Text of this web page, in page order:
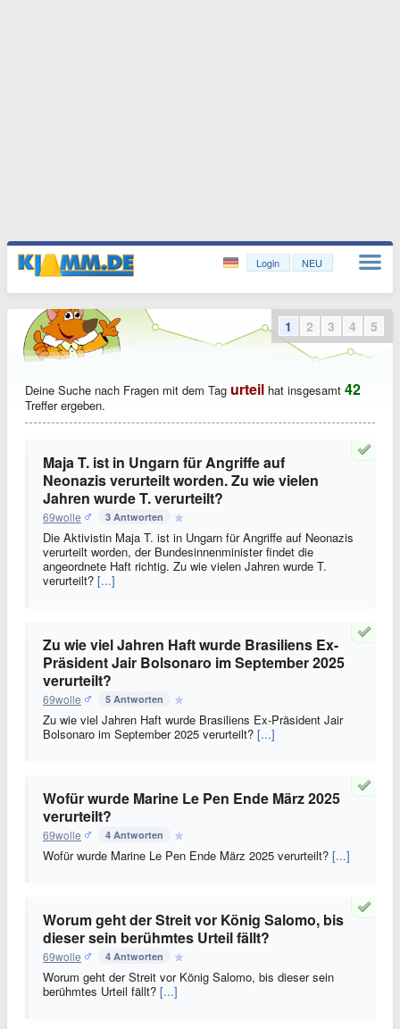
Login NEU
Deine Suche nach Fragen mit dem Tag urteil hat insgesamt 42
Treffer ergeben.
Maja T. ist in Ungarn für Angriffe auf
Neonazis verurteilt worden. Zu wie vielen
Jahren wurde T. verurteilt?
69wolle 3 Antworten
Die Aktivistin Maja T. ist in Ungarn für Angriffe auf Neonazis
verurteilt worden, der Bundesinnenminister findet die
angeordnete Haft richtig. Zu wie vielen Jahren wurde T.
verurteilt? [...]
Zu wie viel Jahren Haft wurde Brasiliens Ex-
Präsident Jair Bolsonaro im September 2025
verurteilt?
69wolle 5 Antworten
Zu wie viel Jahren Haft wurde Brasiliens Ex-Präsident Jair
Bolsonaro im September 2025 verurteilt? [...]
Wofür wurde Marine Le Pen Ende März 2025
verurteilt?
69wolle 4 Antworten
Wofür wurde Marine Le Pen Ende März 2025 verurteilt? [...]
Worum geht der Streit vor König Salomo, bis
dieser sein berühmtes Urteil fällt?
69wolle 4 Antworten
Worum geht der Streit vor König Salomo, bis dieser sein
berühmtes Urteil fällt? [...]
1 2 3 4 5